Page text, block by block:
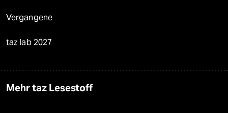
Vergangene
taz lab 2027
Mehr taz Lesestoff